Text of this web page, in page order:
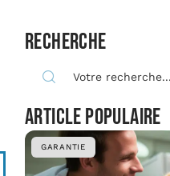
Recherche
Article populaire
GARANTIE